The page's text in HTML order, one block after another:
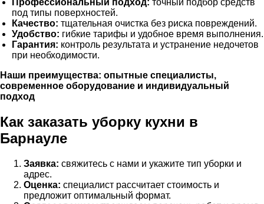
под типы поверхностей.
Качество: тщательная очистка без риска повреждений.
Удобство: гибкие тарифы и удобное время выполнения.
Гарантия: контроль результата и устранение недочетов
при необходимости.
Наши преимущества: опытные специалисты,
современное оборудование и индивидуальный
подход
Как заказать уборку кухни в
Барнауле
Заявка: свяжитесь с нами и укажите тип уборки и
адрес.
Оценка: специалист рассчитает стоимость и
предложит оптимальный формат.